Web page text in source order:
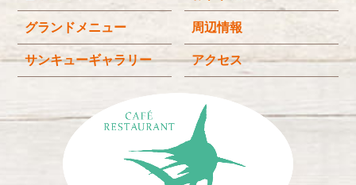
2025年8月(4)
(4)
2025年6月(3)
2025年4月
(2)
2025年3月
(2)
2025年2月
(6)
グランドメニュー 周辺情報
サンキューギャラリー アクセス